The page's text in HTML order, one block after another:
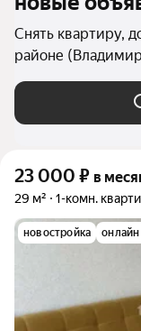
Снять квартиру,
районе
23 000 ₽ в
29 м² 1-комн.
новостройка онлайн